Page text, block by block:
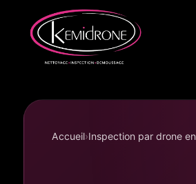
Accueil Inspection par drone